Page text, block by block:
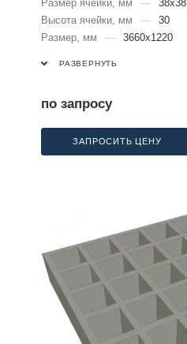
Размер ячейки, мм —
38х38
Высота ячейки, мм
—
30
Размер, мм
— 3660х1220
РАЗВЕРНУТЬ
по запросу
ЗАПРОСИТЬ ЦЕНУ